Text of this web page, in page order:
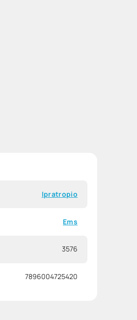
Ipratropio
Ems
3576
7896004725420